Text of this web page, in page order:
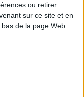
ou retirer
sur ce site et en
de la page Web.
IN STYLE